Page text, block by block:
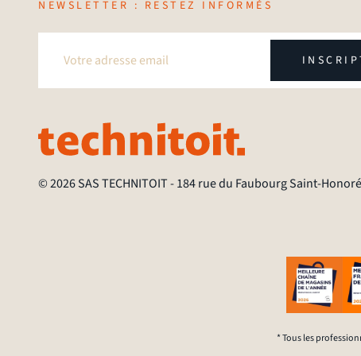
NEWSLETTER : RESTEZ INFORMÉS
© 2026 SAS TECHNITOIT-184 rue du Faubourg Saint-
* Tous les